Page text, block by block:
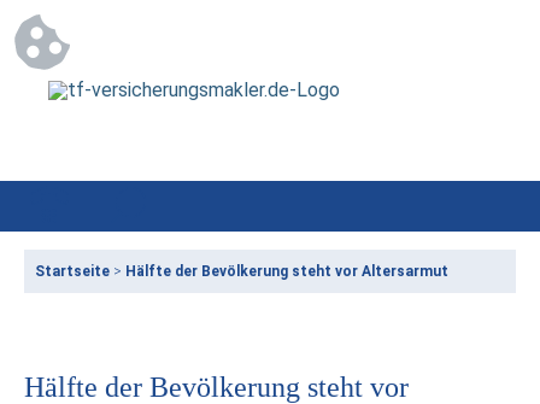
Startseite > Hälfte der Bevölkerung steht vor Altersarmut
Hälfte der Bevölkerung steht vor